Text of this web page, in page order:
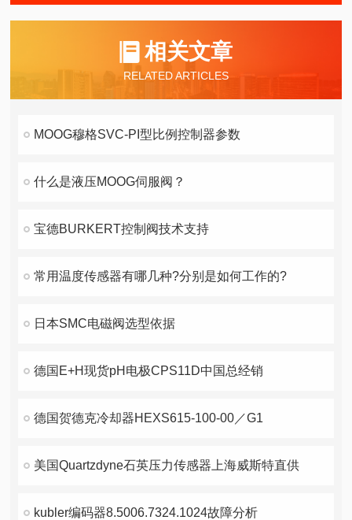
相关文章
RELATED ARTICLES
MOOG穆格SVC-PI型比例控制器参数
什么是液压MOOG伺服阀？
宝德BURKERT控制阀技术支持
常用温度传感器有哪几种?分别是如何工作的?
日本SMC电磁阀选型依据
德国E+H现货pH电极CPS11D中国总经销
德国贺德克冷却器HEXS615-100-00／G1
美国Quartzdyne石英压力传感器上海威斯特直供
kubler编码器8.5006.7324.1024故障分析